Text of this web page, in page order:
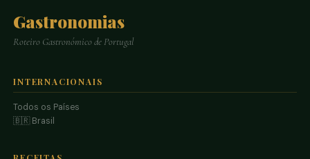
Gastronomias
Roteiro Gastronómico de Portugal
INTERNACIONAIS
Todos os Países
🇧🇷 Brasil